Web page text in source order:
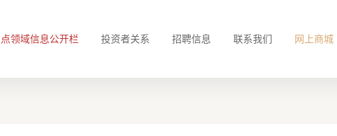
领域信息公开栏 投资者关系 招聘信息 联系我们 网上商城